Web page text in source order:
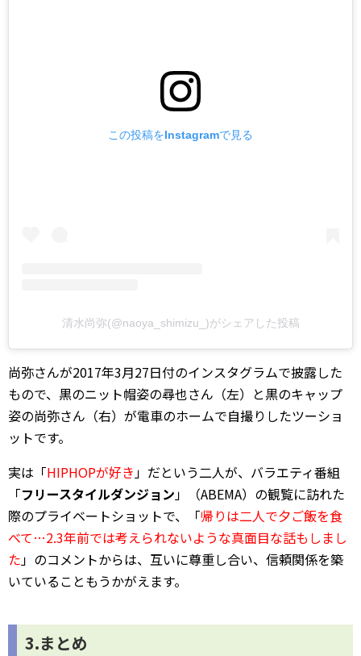
この投稿をInstagramで見る
清水尚弥(@naoya_shimizu_)がシェアした投稿
尚弥さんが2017年3月27日付のインスタグラムで披露した
もので、黒のニット帽姿の尋也さん（左）と黒のキャップ
姿の尚弥さん（右）が電車のホームで自撮りしたツーショ
ットです。
実は「HIPHOPが好き 」だという二人が、バラエティ番組
「フリースタイルダンジョン 」（ABEMA）の観覧に訪れた
際のプライベートショットで、「帰りは二人で夕ご飯を食
べて…2.3年前では考えられないような真面目な話もしまし
た 」のコメントからは、互いに尊重し合い、信頼関係を築
いていることもうかがえます。
3.まとめ